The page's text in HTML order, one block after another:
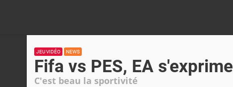
JEU VIDÉO NEWS
Fifa vs PES, EA s'exprime
C'est beau la sportivité